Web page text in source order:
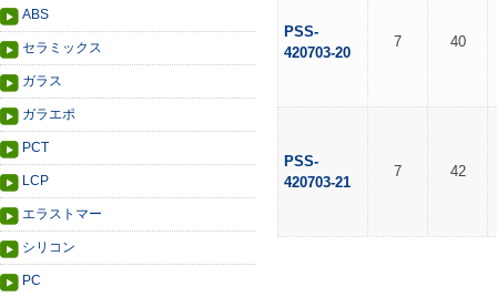
ABS
セラミックス
ガラス
ガラエポ
PCT
LCP
エラストマー
シリコン
PC
PSS-
420703-20
7 40
PSS-
420703-21
7 42